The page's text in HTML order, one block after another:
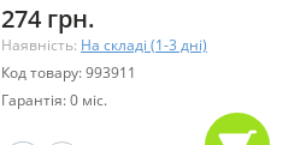
274 грн.
Наявність: На складі (1-3 дні)
Код товару: 993911
Гарантія: 0 міс.